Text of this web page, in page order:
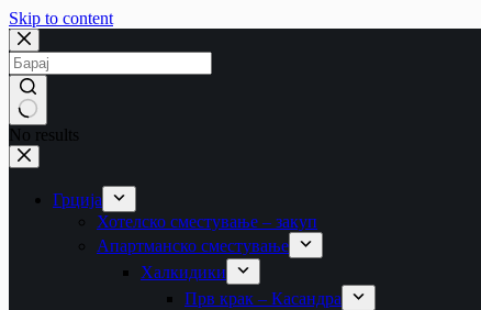
Skip to content
No results
Грција
Хотелско сместување – закуп
Апартманско сместување
Халкидики
Прв крак – Касандра